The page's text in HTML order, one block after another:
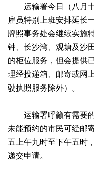
运输署今日（八月十
雇员特别上班安排延长
牌照事务处会继续实施
钟、长沙湾、观塘及沙
的柜位服务，但会提供
理经投递箱、邮寄或网
驶执照服务除外）。
运输署呼籲有需要的
未能预约的市民可经邮
五上午九时至下午五时
递交申请。